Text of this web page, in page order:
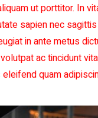
ut porttitor. In
sapien nec
in ante metus
ac tincidunt
quam